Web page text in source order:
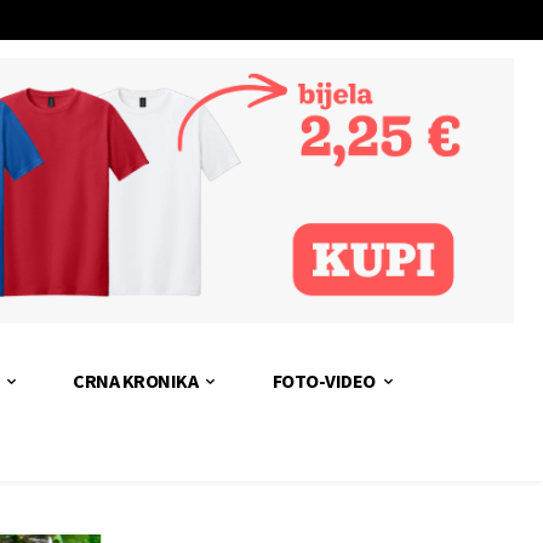
CRNA KRONIKA FOTO-VIDEO